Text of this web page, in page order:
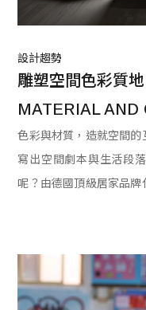
設計趨勢
雕塑空間色彩質
MATERIAL AND
色彩與材質，造就空間
寫出空間劇本與生活段
呢？由德國頂級居家品牌
發現箇中奧秘。